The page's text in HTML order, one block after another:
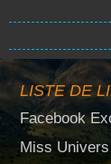
LISTE DE
Facebook
Miss Univers